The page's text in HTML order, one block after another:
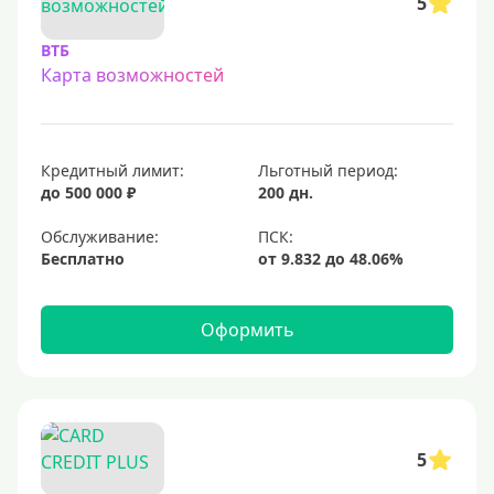
Без процентов
5000 руб
10000 руб
20000 руб
25000 руб
50000 руб
60000 руб
ВТБ
Карта возможностей
Кредитный лимит:
до 500 000 ₽
Льготный период:
200 дн.
Обслуживание:
Бесплатно
Оформить
5